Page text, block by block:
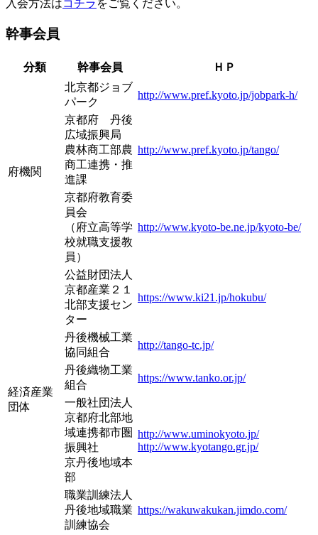
入会方法はコチラ をご覧ください。
幹事会員
分類 幹事会員 ＨＰ
府機関
北京都ジョブ
パーク
http://www.pref.kyoto.jp/jobpark-h/
京都府 丹後
広域振興局
農林商工部農
商工連携・推
進課
http://www.pref.kyoto.jp/tango/
京都府教育委
員会
（府立高等学
校就職支援教
員）
http://www.kyoto-be.ne.jp/kyoto-be/
経済産業
団体
公益財団法人
京都産業２１
北部支援セン
ター
https://www.ki21.jp/hokubu/
丹後機械工業
協同組合
http://tango-tc.jp/
丹後織物工業
組合
https://www.tanko.or.jp/
一般社団法人
京都府北部地
域連携都市圏
振興社
京丹後地域本
部
http://www.uminokyoto.jp/
http://www.kyotango.gr.jp/
職業訓練法人
丹後地域職業
訓練協会
https://wakuwakukan.jimdo.com/